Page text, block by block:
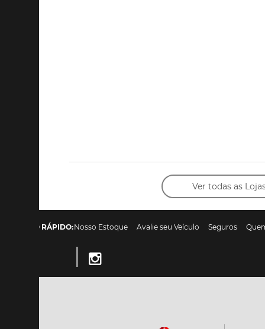
Ver todas as
ACESSO RÁPIDO:Nosso Estoque Avalie seu Veículo Seguros